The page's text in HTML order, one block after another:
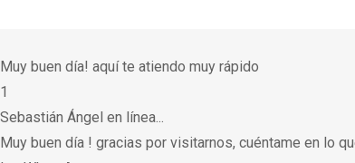
Muy buen día! aquí te atiendo muy rápido
1
Sebastián Ángel en línea...
Muy buen día ! gracias por visitarnos, cuéntame en lo